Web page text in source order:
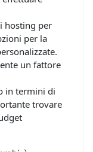
hosting per
per la
un fattore
in termini di
trovare